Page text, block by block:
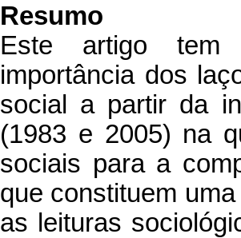
Resumo
Este artigo tem
importância dos
social a partir da
(1983 e 2005) na
sociais para a
que constituem
as leituras